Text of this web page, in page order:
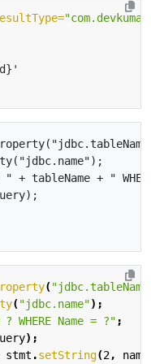
+ tableName + "
(
("jdbc.name");
? WHERE Name = ?" ;
);
stmt .setString(2, name